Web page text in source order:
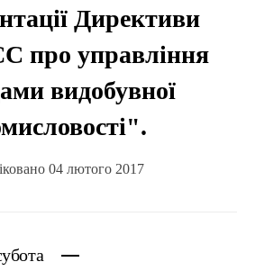
Директиви
про управління
видобувної
04 лютого 2017